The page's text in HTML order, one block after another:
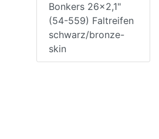
Bonkers 26x2,1"
(54-559) Faltreifen
schwarz/bronze-
skin